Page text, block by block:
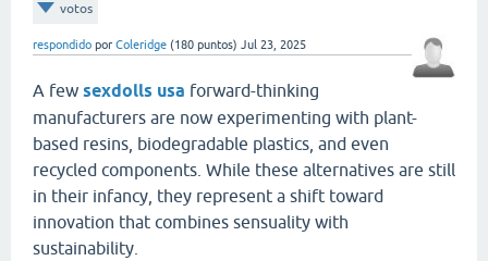
votos
respondido por Coleridge (180 puntos) Jul 23, 2025
A few sexdolls usa forward-thinking
manufacturers are now experimenting with plant-
based resins, biodegradable plastics, and even
recycled components. While these alternatives are still
in their infancy, they represent a shift toward
innovation that combines sensuality with
sustainability.